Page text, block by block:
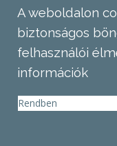
A weboldalon
biztonságos
felhasználói
információk
Rendben